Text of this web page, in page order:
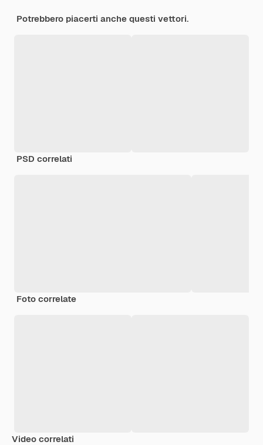
Potrebbero piacerti anche questi vettori.
PSD correlati
Foto correlate
Video correlati